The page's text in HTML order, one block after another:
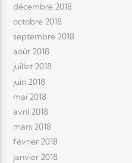
décembre 2018
octobre 2018
septembre 2018
août 2018
juillet 2018
juin 2018
mai 2018
avril 2018
mars 2018
février 2018
janvier 2018